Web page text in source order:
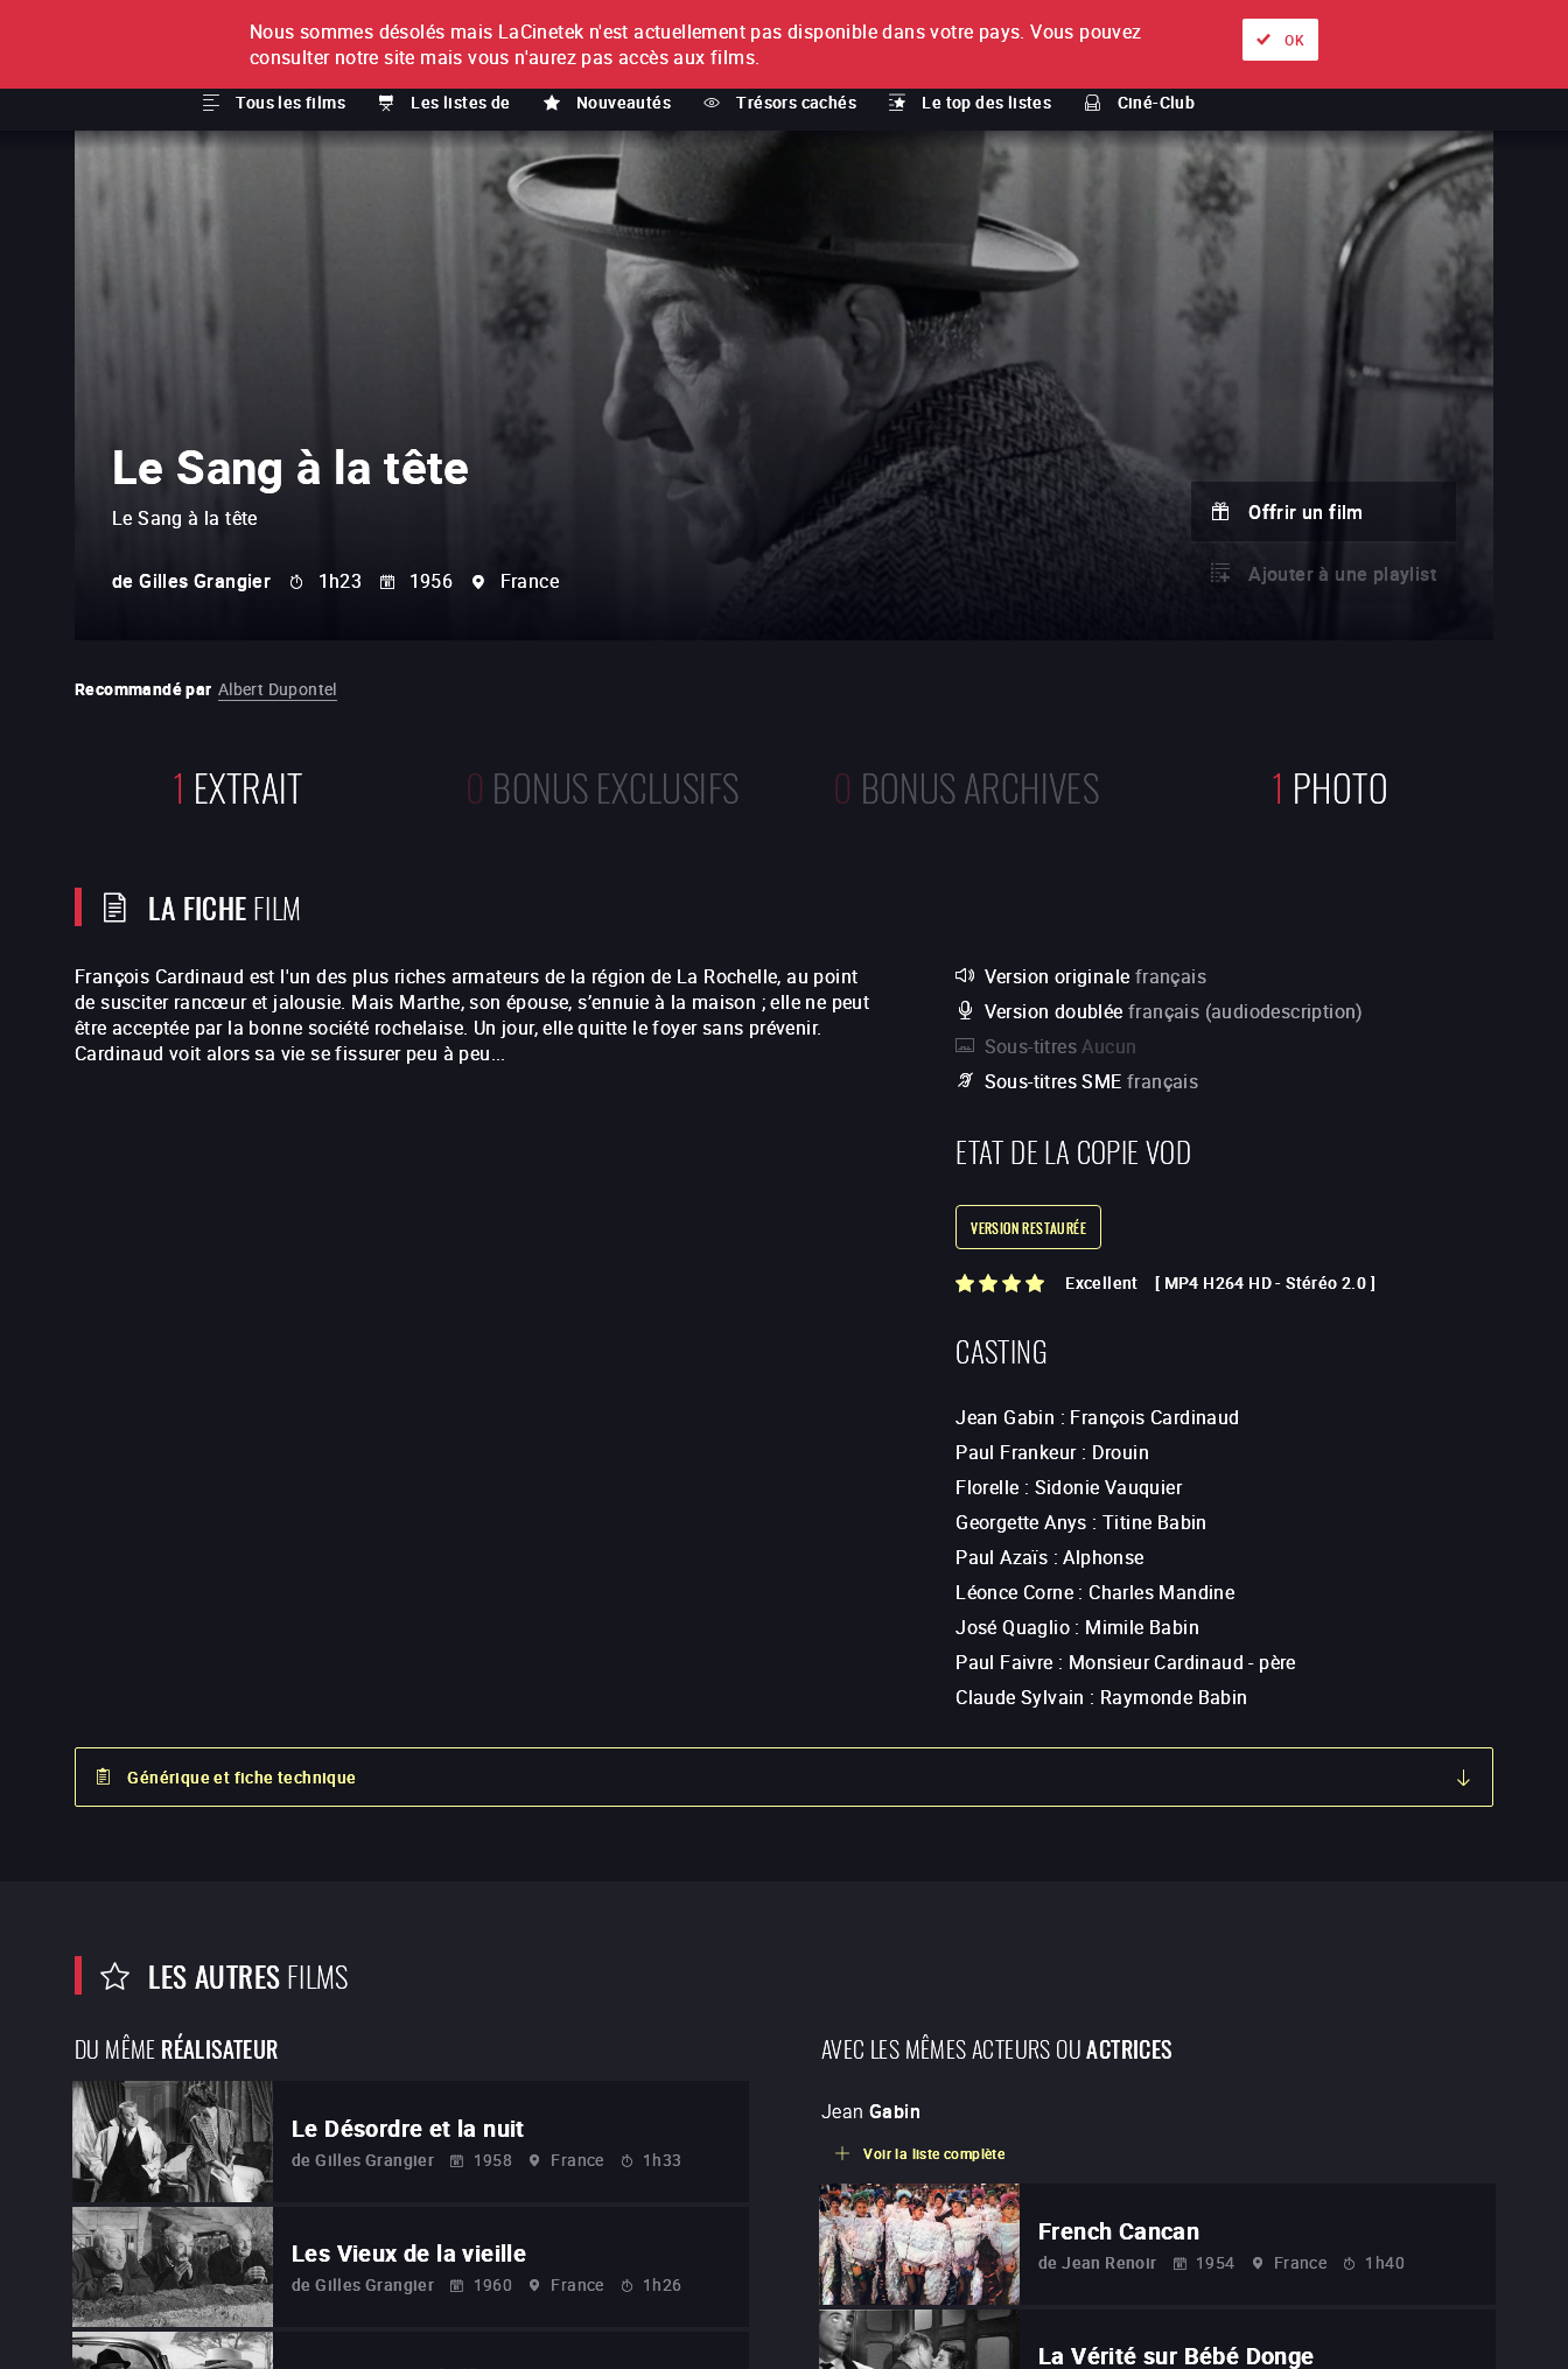
À L'UNITÉ
Tous les films Les listes de Nouveautés Trésors cachés Le top des listes Ciné-Club
ABONNEMENT À propos Nos offres
Le Sang à la tête
Le Sang à la tête
de Gilles Grangier 1h23 1956 France
Offrir un film
Ajouter à une playlist
Recommandé par Albert Dupontel
1 EXTRAIT 0 BONUS EXCLUSIFS 0 BONUS ARCHIVES 1 PHOTO
LA FICHEFILM
François Cardinaud est l'un des plus riches armateurs de la région de La Rochelle, au point
de susciter rancœur et jalousie. Mais Marthe, son épouse, s’ennuie à la maison ; elle ne peut
être acceptée par la bonne société rochelaise. Un jour, elle quitte le foyer sans prévenir.
Cardinaud voit alors sa vie se fissurer peu à peu...
Version originale français
Version doublée français (audiodescription)
Sous-titres Aucun
Sous-titres SME français
ETAT DE LA COPIE VOD
VERSION RESTAURÉE
Excellent [ MP4 H264 HD-Stéréo 2.0 ]
CASTING
Jean Gabin : François Cardinaud
Paul Frankeur: Drouin
Florelle : Sidonie Vauquier
Georgette Anys :Titine Babin
Paul Azaïs :Alphonse
Léonce Corne :Charles Mandine
José Quaglio : Mimile Babin
Paul Faivre : Monsieur Cardinaud - père
Claude Sylvain : Raymonde Babin
Générique et fiche technique
LES AUTRESFILMS
DU MÊMERÉALISATEUR
Le Désordre et la nuit
de Gilles Grangier 1958 France 1h33
Les Vieux de la vieille
de Gilles Grangier 1960 France 1h26
AVEC LES MÊMES ACTEURS OUACTRICES
Jean Gabin
Voir la liste complète
French Cancan
de Jean Renoir 1954 France 1h40
La Vérité sur Bébé Donge
Nous sommes désolés mais LaCinetek n'est actuellement pas disponible dans votre pays. Vous pouvez
consulter notre site mais vous n'aurez pas accès aux films.
OK